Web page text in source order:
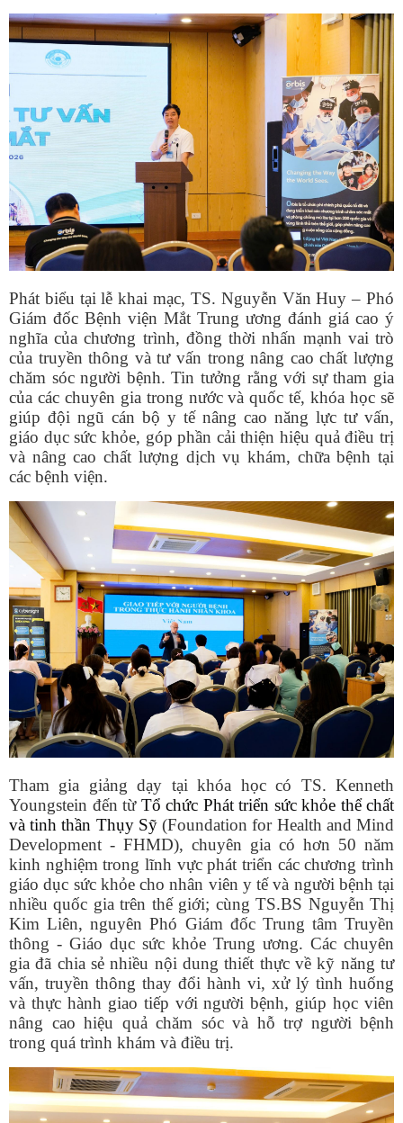
Phát biểu tại lễ khai mạc, TS. Nguyễn Văn Huy – Phó
Giám đốc Bệnh viện Mắt Trung ương đánh giá cao ý
nghĩa của chương trình, đồng thời nhấn mạnh vai trò
của truyền thông và tư vấn trong nâng cao chất lượng
chăm sóc người bệnh. Tin tưởng rằng với sự tham gia
của các chuyên gia trong nước và quốc tế, khóa học sẽ
giúp đội ngũ cán bộ y tế nâng cao năng lực tư vấn,
giáo dục sức khỏe, góp phần cải thiện hiệu quả điều trị
và nâng cao chất lượng dịch vụ khám, chữa bệnh tại
các bệnh viện.
Tham gia giảng dạy tại khóa học có TS. Kenneth
Youngstein đến từ Tổ chức Phát triển sức khỏe thể chất
và tinh thần Thụy Sỹ(Foundation for Health and Mind
Development - FHMD), chuyên gia có hơn 50 năm
kinh nghiệm trong lĩnh vực phát triển các chương trình
giáo dục sức khỏe cho nhân viên y tế và người bệnh tại
nhiều quốc gia trên thế giới; cùng TS.BS Nguyễn Thị
Kim Liên, nguyên Phó Giám đốc Trung tâm Truyền
thông - Giáo dục sức khỏe Trung ương. Các chuyên
gia đã chia sẻ nhiều nội dung thiết thực về kỹ năng tư
vấn, truyền thông thay đổi hành vi, xử lý tình huống
và thực hành giao tiếp với người bệnh, giúp học viên
nâng cao hiệu quả chăm sóc và hỗ trợ người bệnh
trong quá trình khám và điều trị.